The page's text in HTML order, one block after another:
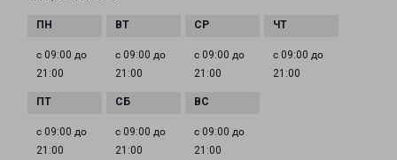
с 09:00 до
21:00
с 09:00 до
21:00
с 09:00 до
21:00
с 09:00 до
21:00
с 09:00 до
21:00
с 09:00 до
21:00
с 09:00 до
21:00